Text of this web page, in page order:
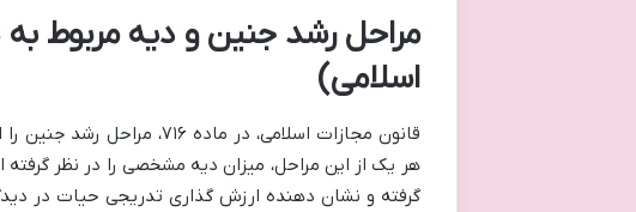
اسلامی)
قانون مجازات اسلامی، در
هر یک از این مراحل، میزان دیه مشخصی را در نظر
گرفته و نشان دهنده ارزش گذاری تدریجی حیات در